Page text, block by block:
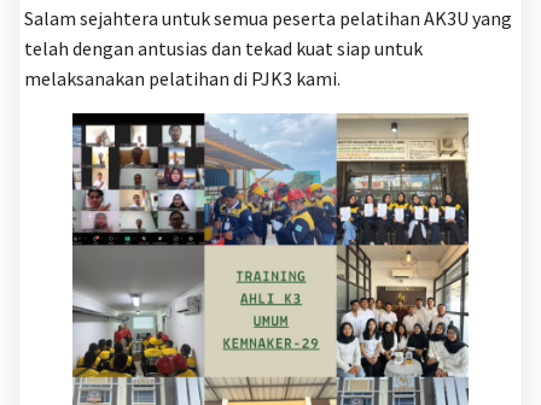
Salam sejahtera untuk semua peserta pelatihan AK3U yang
telah dengan antusias dan tekad kuat siap untuk
melaksanakan pelatihan di PJK3 kami.